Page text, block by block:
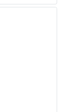
างตรง ต้องการ
ค้าให้ลูกค้าทำให้